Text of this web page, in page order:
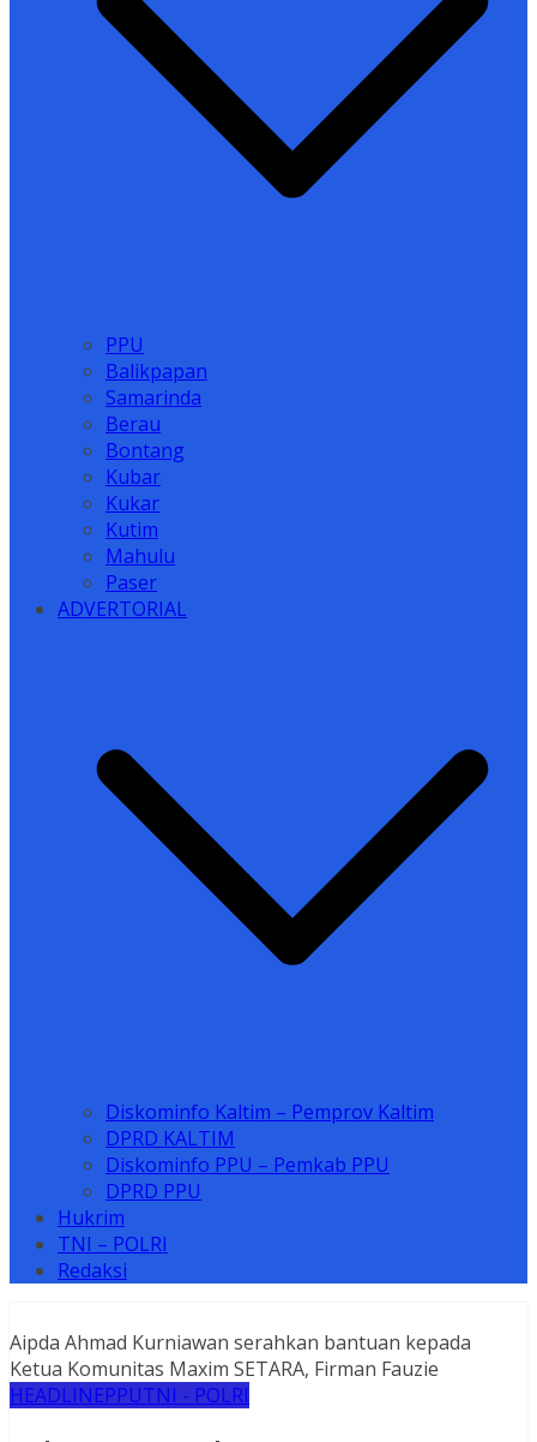
PPU
Balikpapan
Samarinda
Berau
Bontang
Kubar
Kukar
Kutim
Mahulu
Paser
ADVERTORIAL
Diskominfo Kaltim – Pemprov Kaltim
DPRD KALTIM
Diskominfo PPU – Pemkab PPU
DPRD PPU
Hukrim
TNI – POLRI
Redaksi
Aipda Ahmad Kurniawan serahkan bantuan kepada
Ketua Komunitas Maxim SETARA, Firman Fauzie
HEADLINEPPUTNI - POLRI